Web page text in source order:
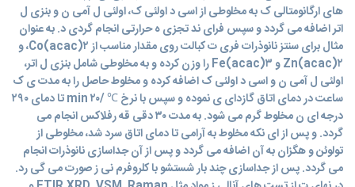
های ارگانومتالی ک به مخلوطی از اسی د اولئی ک، اولئی ل آمی ن و بنزی ل
اتر اضافه می گردد و سپس فرای ند تجزی ه حرارتی انجام گردی د. به عنوان
مثال برای سنتز نانوذرات فری ت کبالت روی مقدار مناسب از Co(acac)۲، و
Zn(acac)۲ و Fe(acac)۳ را وزن کرده و به مخلوطی شامل بنزی ل اتر،
اولئی ل آمی ن و اسی د اولئی ک اضافه کرده و مخلوط حاصل را به مدت ی ک
ساعت در دمای اتاق گازدای ی نموده و سپس با نرخ ℃ /min ۲۰ تا دمای ۲۹۰
درجه ای ن مخلوط گرم می شود. به مدت ۳۰ دقی قه رفلاکس انجام می
گردد. و پس از ای نکه مخلوط به آرامی تا دمای اتاق سرد شد، مخلوطی از
تولوئن و هگزان به آن اضافه می گردد و پس از آن جداسازی نانوذرات انجام
می گردد. پس از جداسازی چند بار شستشو با کلروفرم نی ز صورت می گی رد.